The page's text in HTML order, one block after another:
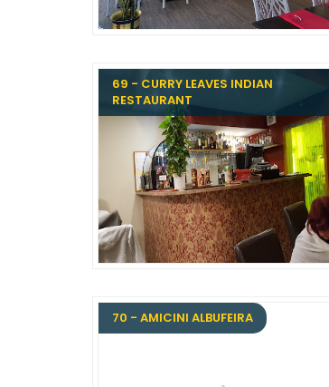
69 - CURRY LEAVES INDIAN
RESTAURANT
70 - AMICINI ALBUFEIRA